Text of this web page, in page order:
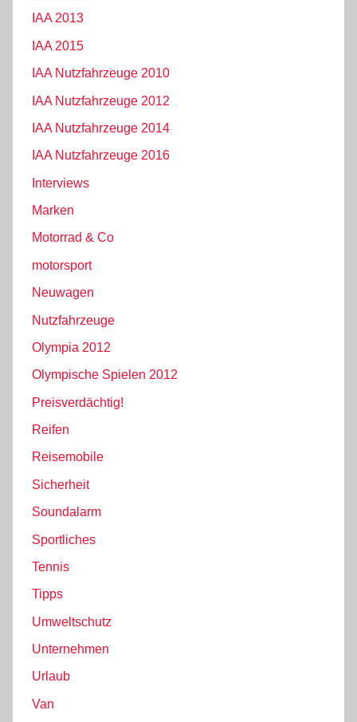
IAA 2013
IAA 2015
IAA Nutzfahrzeuge 2010
IAA Nutzfahrzeuge 2012
IAA Nutzfahrzeuge 2014
IAA Nutzfahrzeuge 2016
Interviews
Marken
Motorrad & Co
motorsport
Neuwagen
Nutzfahrzeuge
Olympia 2012
Olympische Spielen 2012
Preisverdächtig!
Reifen
Reisemobile
Sicherheit
Soundalarm
Sportliches
Tennis
Tipps
Umweltschutz
Unternehmen
Urlaub
Van